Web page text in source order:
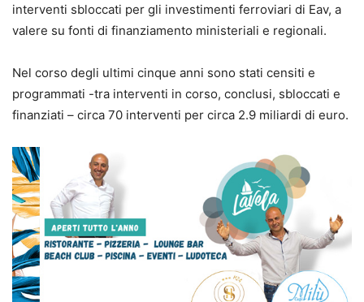
interventi sbloccati per gli investimenti ferroviari di Eav, a
valere su fonti di finanziamento ministeriali e regionali.
Nel corso degli ultimi cinque anni sono stati censiti e
programmati -tra interventi in corso, conclusi, sbloccati e
finanziati – circa 70 interventi per circa 2.9 miliardi di euro.